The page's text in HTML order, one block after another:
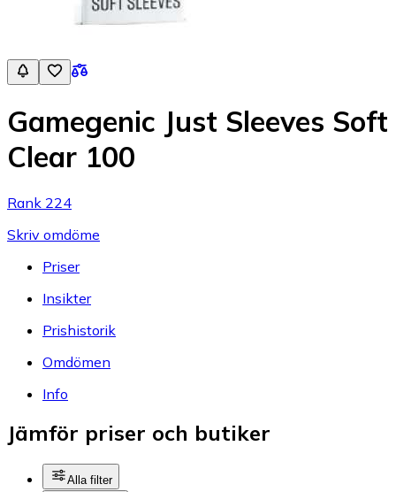
Gamegenic Just Sleeves Soft
Clear 100
Rank 224
Skriv omdöme
Priser
Insikter
Prishistorik
Omdömen
Info
Jämför priser och butiker
Alla filter